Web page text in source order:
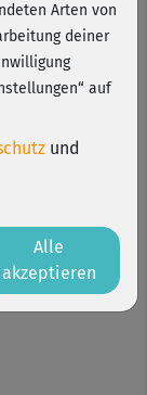
Arten von
deiner
auf
und
Alle
akzeptieren